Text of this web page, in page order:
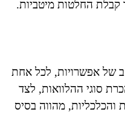
קבלת החלטות מיטביות.
של אפשרויות, לכל אחת
סוגי ההלוואות, לצד
מהווה בסיס